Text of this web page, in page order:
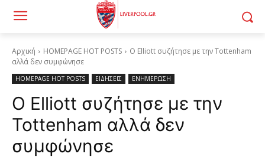
Αρχική HOMEPAGE HOT POSTS
Ο Elliott συζήτησε με την Tottenham
αλλά δεν συμφώνησε
HOMEPAGE HOT POSTS ΕΙΔΗΣΕΙΣ ΕΝΗΜΕΡΩΣΗ
Ο Elliott συζήτησε με την
Tottenham αλλά δεν
συμφώνησε